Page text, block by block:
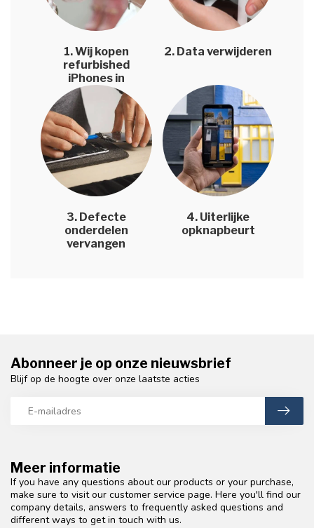
1. Wij kopen
refurbished
iPhones in
2. Data verwijderen
3. Defecte
onderdelen
vervangen
4. Uiterlijke
opknapbeurt
Meer informatie
If you have any questions about our products or your purchase,
make sure to visit our customer service page. Here you'll find our
company details, answers to frequently asked questions and
different ways to get in touch with us.
Abonneer je op onze nieuwsbrief
Blijf op de hoogte over onze laatste acties